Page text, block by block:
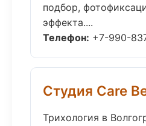
подбор,
эффекта....
Телефон: +7-990-
Студия Care
Трихология в